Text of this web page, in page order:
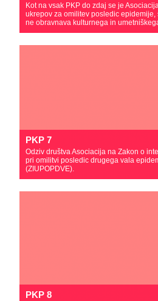
Kot na vsak PKP do zdaj se je
ukrepov za omilitev posledic
ne obravnava kulturnega in
PKP 7
Odziv društva Asociacija na Zakon o
pri omilitvi posledic drugega vala
(ZIUPOPDVE).
PKP 8